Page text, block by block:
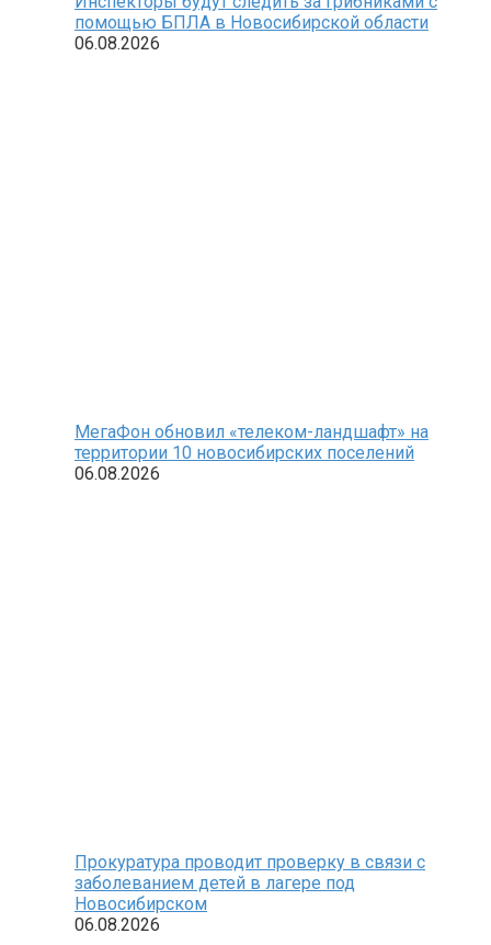
помощью БПЛА в Новосибирской области
06.08.2026
МегаФон обновил «телеком-ландшафт» на
территории 10 новосибирских поселений
06.08.2026
Прокуратура проводит проверку в связи с
заболеванием детей в лагере под
Новосибирском
06.08.2026